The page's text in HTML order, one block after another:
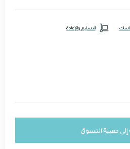
التسليم والإعادة
حقيبة التسوق